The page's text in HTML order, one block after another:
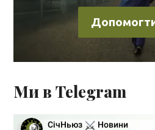
Ми в Telegram